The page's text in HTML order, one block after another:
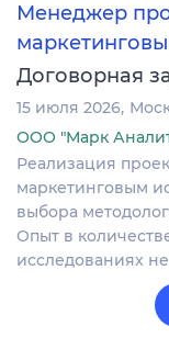
Менеджер
Договорная
15 июля 2026
ООО "Марк
Реализация
маркетинговым
выбора
Опыт в
исследованиях